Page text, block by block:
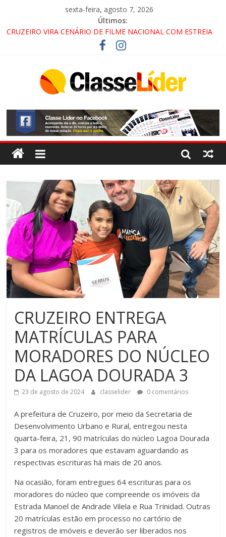
sexta-feira, agosto 7, 2026
Últimos:
LORENA, PINDAMONHANGABA E QUELUZ NA RETA FINAL
PELA FÁBRICA DA COCA-COLA!
CRUZEIRO VIRA CENÁRIO DE FILME NACIONAL COM ESTREIA
“HÁ PRESENÇA DO COMANDO VERMELHO NO VALE”, AFIRMA
PROMOTOR DO GAECO
DE SEMANA; MOTORISTAS DEVEM USAR ROTAS
ALTERNATIVAS
CRUZEIRO ENTREGA
MATRÍCULAS PARA
MORADORES DO NÚCLEO
DA LAGOA DOURADA 3
23 de agosto de 2024 classelider 0 comentários
A prefeitura de Cruzeiro, por meio da Secretaria de
Desenvolvimento Urbano e Rural, entregou nesta
quarta-feira, 21, 90 matrículas do núcleo Lagoa Dourada
3 para os moradores que estavam aguardando as
respectivas escrituras há mais de 20 anos.
Na ocasião, foram entregues 64 escrituras para os
moradores do núcleo que compreende os imóveis da
Estrada Manoel de Andrade Vilela e Rua Trinidad. Outras
20 matrículas estão em processo no cartório de
registros de imóveis e deverão ser liberados nos